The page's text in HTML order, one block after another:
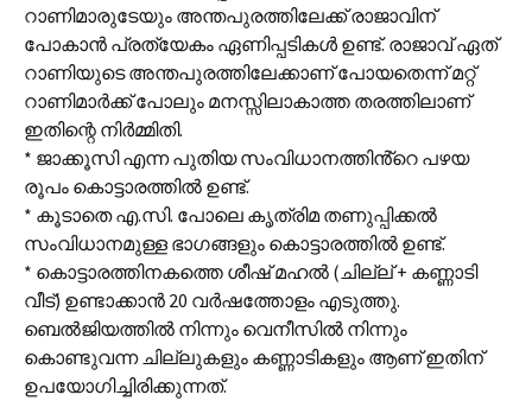
റാണിമാരുടേയും അന്തപുരത്തിലേക്ക് രാജാവിന്
പോകാൻ പ്രത്യേകം ഏണിപ്പടികൾ ഉണ്ട്. രാജാവ് ഏത്
റാണിയുടെ അന്തപുരത്തിലേക്കാണ് പോയതെന്ന് മറ്റ്
റാണിമാർക്ക് പോലും മനസ്സിലാകാത്ത തരത്തിലാണ്
ഇതിന്റെ നിർമ്മിതി.
* ജാക്കൂസി എന്ന പുതിയ സംവിധാനത്തിൻ്റെ പഴയ
രൂപം കൊട്ടാരത്തിൽ ഉണ്ട്.
* കൂടാതെ എ.സി. പോലെ കൃത്രിമ തണുപ്പിക്കൽ
സംവിധാനമുള്ള ഭാഗങ്ങളും കൊട്ടാരത്തിൽ ഉണ്ട്.
* കൊട്ടാരത്തിനകത്തെ ശീഷ് മഹൽ (ചില്ല് + കണ്ണാടി
വീട്) ഉണ്ടാക്കാൻ 20 വർഷത്തോളം എടുത്തു.
ബെൽജിയത്തിൽ നിന്നും വെനീസിൽ നിന്നും
കൊണ്ടുവന്ന ചില്ലുകളും കണ്ണാടികളും ആണ് ഇതിന്
ഉപയോഗിച്ചിരിക്കുന്നത്.